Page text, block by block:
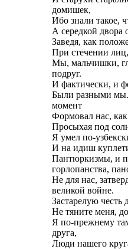
домишек,
Ибо знали такое,
А середкой двора
Заведя, как
При стечении
Мы, мальчишки,
подруг.
И фактически, и
Были разными
момент
Формовал нас,
Просыхая под
Я умел по-
И на идиш
Пантюркизмы, и
горлопанства,
Не для нас,
великой войне.
Застарелую честь
Не тяните меня,
Я по-прежнему
друга,
Люди нашего